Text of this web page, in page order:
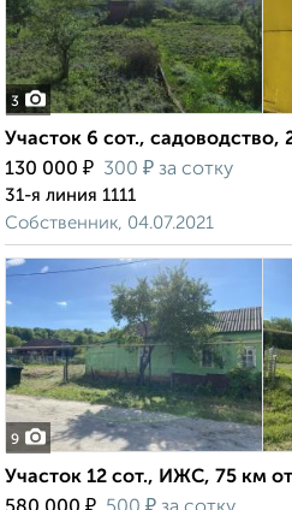
3
Участок 6 сот., садоводство,
130 000 ₽ 300 ₽ за сотку
31-я линия 1111
Собственник, 04.07.2021
9
Участок 12 сот., ИЖС, 75 км